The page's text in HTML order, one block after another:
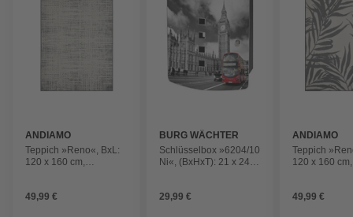
ANDIAMO
Teppich »Reno«, BxL:
120 x 160 cm,
49,99 €
BURG WÄCHTER
Schlüsselbox »6204/10
Ni«, (BxHxT): 21 x 24 x
29,99 €
ANDIAMO
Teppich
120 x 160 cm,
49,99 €